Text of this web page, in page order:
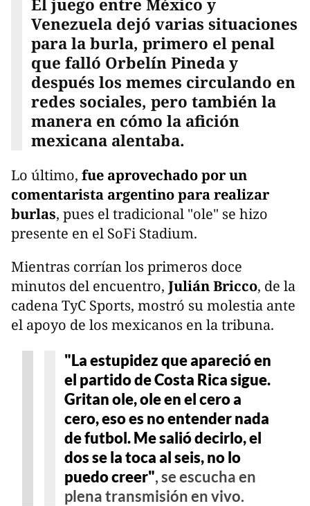
El juego entre México y
Venezuela dejó varias situaciones
para la burla, primero el penal
que falló Orbelín Pineda y
después los memes circulando en
redes sociales, pero también la
manera en cómo la afición
mexicana alentaba.
Lo último, fue aprovechado por un
comentarista argentino para realizar
burlas, pues el tradicional "ole" se hizo
presente en el SoFi Stadium.
Mientras corrían los primeros doce
minutos del encuentro, Julián Bricco, de la
cadena TyC Sports, mostró su molestia ante
el apoyo de los mexicanos en la tribuna.
"La estupidez que apareció en
el partido de Costa Rica sigue.
Gritan ole, ole en el cero a
cero, eso es no entender nada
de futbol. Me salió decirlo, el
dos se la toca al seis, no lo
puedo creer", se escucha en
plena transmisión en vivo.